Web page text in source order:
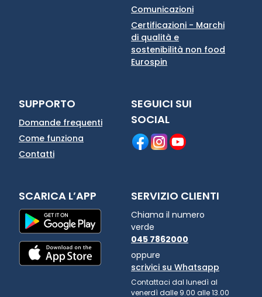
Comunicazioni
Certificazioni - Marchi
di qualità e
sostenibilità non food
Eurospin
SUPPORTO
Domande frequenti
Come funziona
Contatti
SEGUICI SUI
SOCIAL
SCARICA L’APP SERVIZIO CLIENTI
Chiama il numero
verde
045 7862000
oppure
scrivici su Whatsapp
Contattaci dal lunedì al
venerdì dalle 9.00 alle 13.00